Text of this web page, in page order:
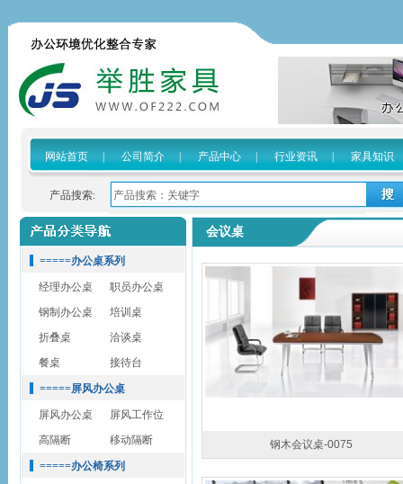
网站首页 公司简介 产品中心 行业资讯 家具知识
产品搜索:
=====办公桌系列
经理办公桌
职员办公桌
钢制办公桌
培训桌
折叠桌
洽谈桌
餐桌
接待台
=====屏风办公桌
屏风办公桌
屏风工作位
高隔断
移动隔断
=====办公椅系列
会议桌
钢木会议桌-0075